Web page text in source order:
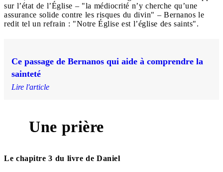
sur l’état de l’Église – "la médiocrité n’y cherche qu’une
assurance solide contre les risques du divin" – Bernanos le
redit tel un refrain : "Notre Église est l’église des saints".
Ce passage de Bernanos qui aide à comprendre la
sainteté
Lire l'article
Une prière
Le chapitre 3 du livre de Daniel